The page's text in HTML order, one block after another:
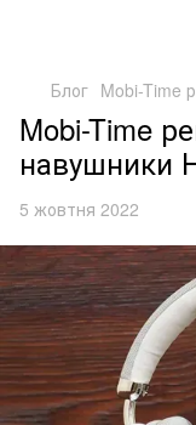
Блог Mobi-Time
Mobi-Time
навушники
5 жовтня 2022